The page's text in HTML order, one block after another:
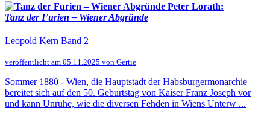
Peter Lorath:
Tanz der Furien – Wiener Abgründe
Leopold Kern Band 2
veröffentlicht am 05.11.2025 von Gertie
Sommer 1880 - Wien, die Hauptstadt der Habsburgermonarchie
bereitet sich auf den 50. Geburtstag von Kaiser Franz Joseph vor
und kann Unruhe, wie die diversen Fehden in Wiens Unterw ...